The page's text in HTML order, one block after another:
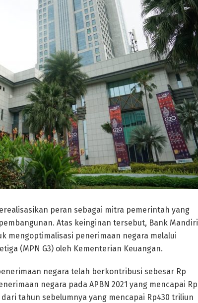
peran sebagai mitra pemerintah yang
Atas keinginan tersebut, Bank Mandiri
mengoptimalisasi penerimaan negara melalui
(MPN G3) oleh Kementerian Keuangan.
negara telah berkontribusi sebesar Rp
negara pada APBN 2021 yang mencapai Rp
tahun sebelumnya yang mencapai Rp430 triliun